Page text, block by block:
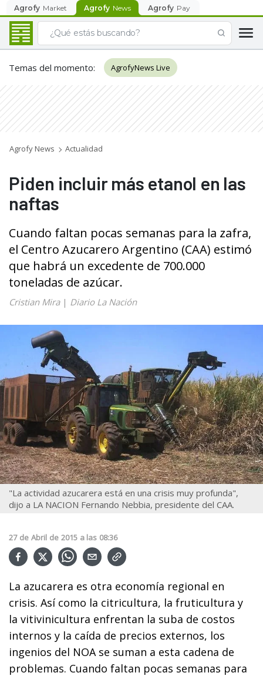
Agrofy Market Agrofy News Agrofy Pay
Temas del momento: AgrofyNews Live
Agrofy News Actualidad
Piden incluir más etanol en las
naftas
Cuando faltan pocas semanas para la zafra,
el Centro Azucarero Argentino (CAA) estimó
que habrá un excedente de 700.000
toneladas de azúcar.
Cristian Mira| Diario La Nación
"La actividad azucarera está en una crisis muy profunda",
dijo a LA NACION Fernando Nebbia, presidente del CAA.
27 de Abril de 2015 a las 08:36
La azucarera es otra economía regional en
crisis. Así como la citricultura, la fruticultura y
la vitivinicultura enfrentan la suba de costos
internos y la caída de precios externos, los
ingenios del NOA se suman a esta cadena de
problemas. Cuando faltan pocas semanas para